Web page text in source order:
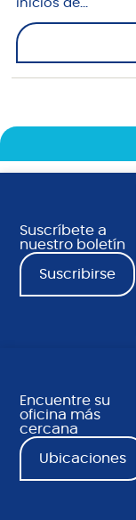
Suscríbete a
nuestro boletín
Suscribirse
Encuentre su
oficina más
cercana
Ubicaciones